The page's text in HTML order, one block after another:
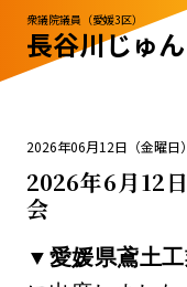
衆議院議員（愛媛3区）
長谷川じゅ
TOPプロフィール
政治姿勢
お問い合わせ
2026年06月12日（金曜日）
2026年6月12
会
▼ 愛媛県鳶土